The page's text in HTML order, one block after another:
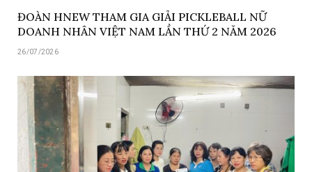
ĐOÀN HNEW THAM GIA GIẢI PICKLEBALL NỮ
DOANH NHÂN VIỆT NAM LẦN THỨ 2 NĂM 2026
26/07/2026